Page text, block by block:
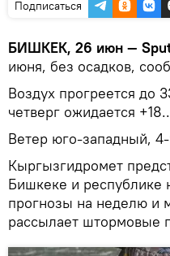
Подписаться
БИШКЕК, 26 июн —
июня, без осадков,
Воздух прогреется до
четверг ожидается
Ветер юго-западный,
Кыргызгидромет
Бишкеке и республике
прогнозы на неделю и
рассылает штормовые